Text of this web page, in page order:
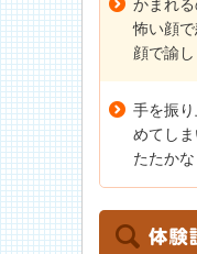
かまれる
怖い顔
顔で諭し
手を振
めてし
たたかな